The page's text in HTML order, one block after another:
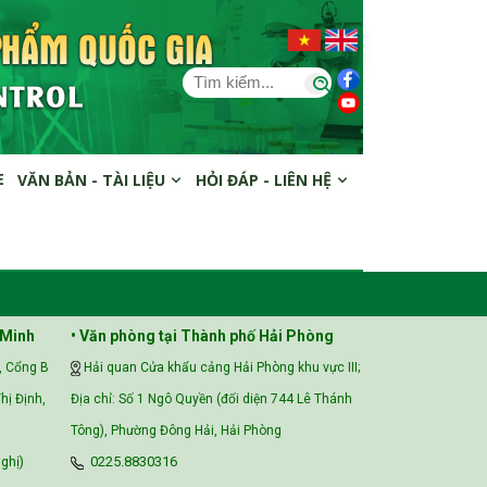
VĂN BẢN - TÀI LIỆU HỎI ĐÁP - LIÊN HỆ
Cổng B
Định,
• Văn phòng tại Thành phố Hải Phòng
Hải quan Cửa khẩu cảng Hải Phòng khu vực III;
Địa chỉ: Số 1 Ngô Quyền (đối diện 744 Lê Thánh
Tông), Phường Đông Hải, Hải Phòng
0225.8830316